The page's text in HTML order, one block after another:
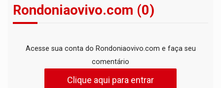
Rondoniaovivo.com (0)
Acesse sua conta do Rondoniaovivo.com e faça seu
comentário
Clique aqui para entrar